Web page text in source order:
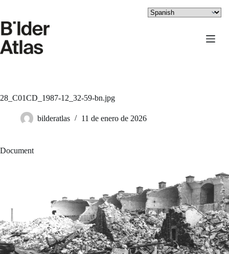
contenido
28_C01CD_1987-12_32-59-bn.jpg
bilderatlas 11 de enero de 2026
Document